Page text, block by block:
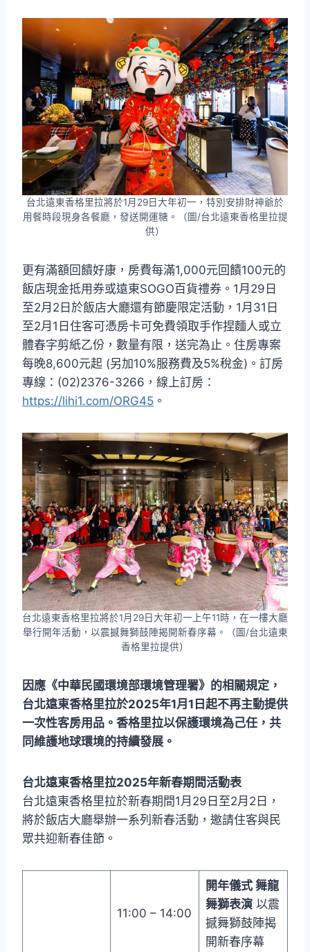
台北遠東香格里拉將於1月29日大年初一，特別安排財神爺於
用餐時段現身各餐廳，發送開運糖。（圖/台北遠東香格里拉提
供）
更有滿額回饋好康，房費每滿1,000元回饋100元的
飯店現金抵用券或遠東SOGO百貨禮券。1月29日
至2月2日於飯店大廳還有節慶限定活動，1月31日
至2月1日住客可憑房卡可免費領取手作捏麵人或立
體春字剪紙乙份，數量有限，送完為止。住房專案
每晚8,600元起 (另加10%服務費及5%稅金)。訂房
專線：(02)2376-3266，線上訂房：
https://lihi1.com/ORG45 。
台北遠東香格里拉將於1月29日大年初一上午11時，在一樓大廳
舉行開年活動，以震撼舞獅鼓陣揭開新春序幕。（圖/台北遠東
香格里拉提供）
因應《中華民國環境部環境管理署》的相關規定，
台北遠東香格里拉於2025年1月1日起不再主動提供
一次性客房用品。香格里拉以保護環境為己任，共
同維護地球環境的持續發展。
台北遠東香格里拉2025年新春期間活動表
台北遠東香格里拉於新春期間1月29日至2月2日，
將於飯店大廳舉辦一系列新春活動，邀請住客與民
眾共迎新春佳節。
11:00 – 14:00
開年儀式 舞龍
舞獅表演以震
撼舞獅鼓陣揭
開新春序幕